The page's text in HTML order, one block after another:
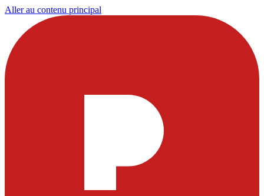
Aller au contenu principal